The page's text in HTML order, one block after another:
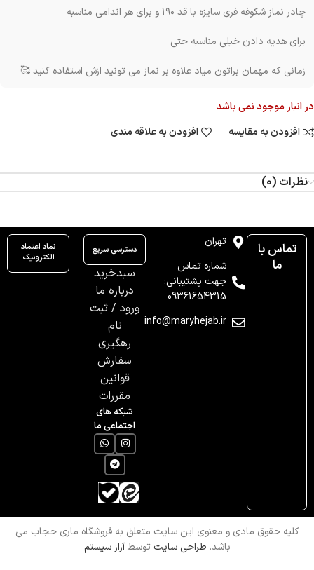
چادر نماز شکوفه فری سایزه با قد ۱۹۰ و برای هر اندامی مناسبه
برای هدیه دادن خیلی مناسبه حتی
زمانی که مهمان براتون میاد علاوه بر نماز می تونید ازش استفاده کنید 🥰
در انبار موجود نمی باشد
افزودن به مقایسه
افزودن به علاقه مندی
نظرات (0)
تماس با
ما
تهران
شماره تماس
جهت پشتیبانی:
09361654315
info@maryhejab.ir
دسترسی سریع
سبدخرید
درباره ما
ورود / ثبت
نام
رهگیری
سفارش
قوانین
مقررات
شبکه های
اجتماعی ما
نماد اعتماد
الکترونیک
کلیه حقوق مادی و معنوی این سایت متعلق به فروشگاه ماری حجاب می
باشد. طراحی سایت توسطآراز سیستم